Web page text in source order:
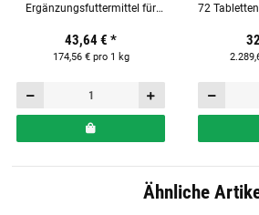
Ergänzungsfuttermittel für
43,64 € *
174,56 € pro 1 kg
72
Ähnliche